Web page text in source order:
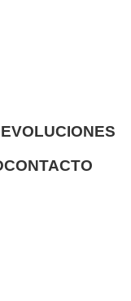
CONTACTO